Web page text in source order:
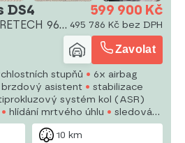
DS4
96
599 900 Kč
495 786 Kč bez DPH
Zavolat
stupňů
6x airbag
brzdový asistent
stabilizace
systém kol (ASR)
hlídání mrtvého úhlu
sledování
v kopci
posilovač řízení
aut. klimatizace
10 km